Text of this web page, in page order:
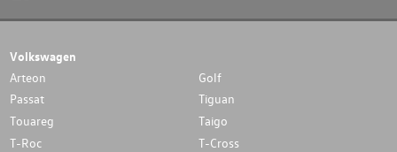
Volkswagen
Arteon
Golf
Passat
Tiguan
Touareg
Taigo
T-Roc
T-Cross